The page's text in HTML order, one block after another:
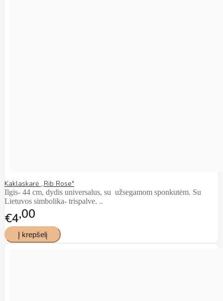
Kaklaskarė ,,Rib Rose"
Ilgis- 44 cm, dydis universalus, su užsegamom sponkutėm. Su
Lietuvos simbolika- trispalve. ..
€4 00